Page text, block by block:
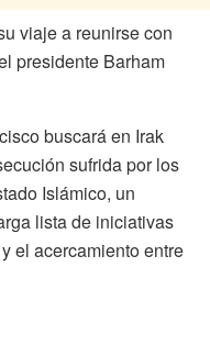
viaje a reunirse con
presidente Barham
buscará en Irak
sufrida por los
Islámico, un
lista de iniciativas
el acercamiento entre